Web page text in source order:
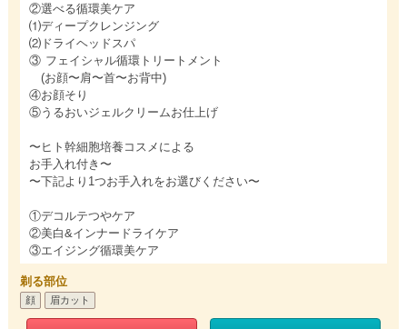
②選べる循環美ケア
⑴ディープクレンジング
⑵ドライヘッドスパ
③ フェイシャル循環トリートメント
(お顔〜肩〜首〜お背中)
④お顔そり
⑤うるおいジェルクリームお仕上げ
〜ヒト幹細胞培養コスメによる
お手入れ付き〜
〜下記より1つお手入れをお選びください〜
①デコルテつやケア
②美白&インナードライケア
③エイジング循環美ケア
剃る部位
顔 眉カット